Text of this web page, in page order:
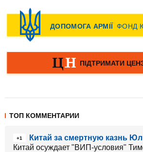
ТОП КОММЕНТАРИИ
+1
Китай за смертную казнь
Китай осуждает "ВИП-условия"